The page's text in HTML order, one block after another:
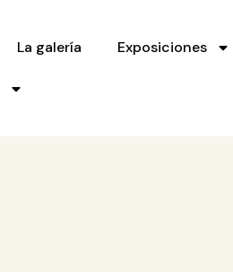
La galería Exposiciones